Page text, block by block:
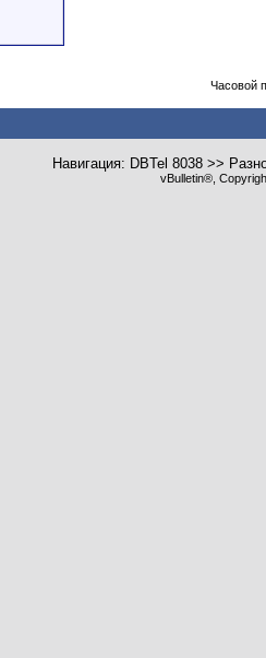
Часовой
Навигация: DBTel 8038 >>
vBulletin®,